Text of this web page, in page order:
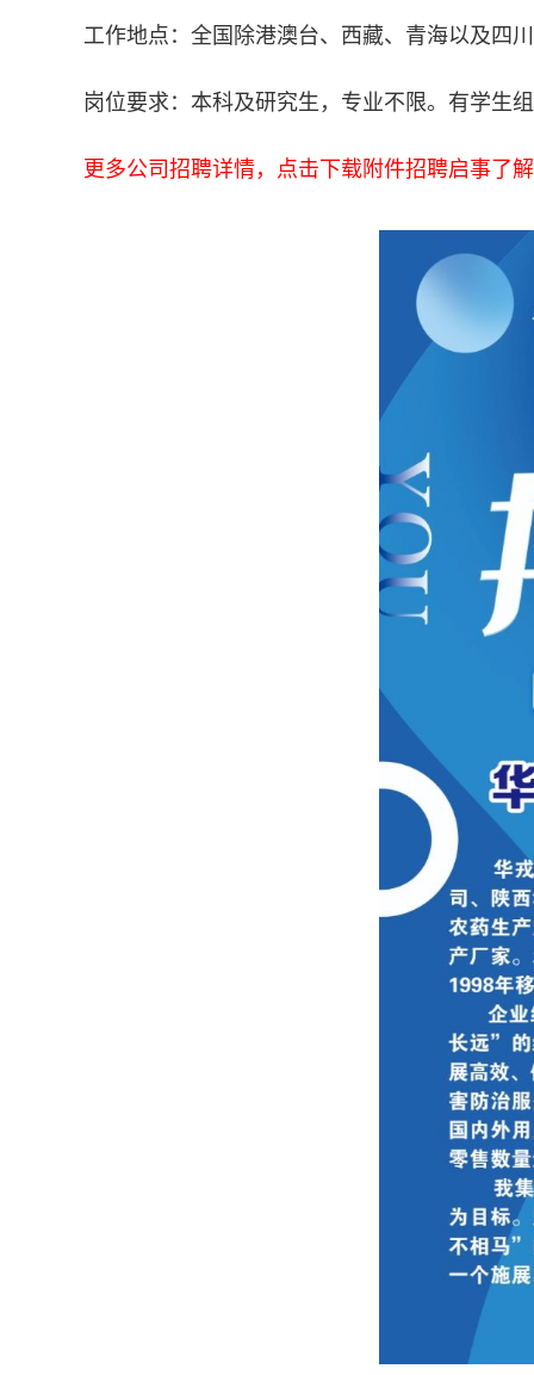
工作地点：全国除港澳台、西藏、青海以及四
岗位要求：本科及研究生，专业不限。有学生
更多公司招聘详情，点击下载附件招聘启事了